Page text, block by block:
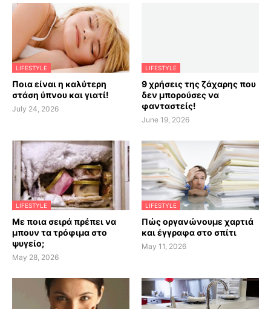
LIFESTYLE
Ποια είναι η καλύτερη
στάση ύπνου και γιατί!
July 24, 2026
LIFESTYLE
9 χρήσεις της ζάχαρης που
δεν μπορούσες να
φανταστείς!
June 19, 2026
LIFESTYLE
Με ποια σειρά πρέπει να
μπουν τα τρόφιμα στο
ψυγείο;
May 28, 2026
LIFESTYLE
Πώς οργανώνουμε χαρτιά
και έγγραφα στο σπίτι
May 11, 2026